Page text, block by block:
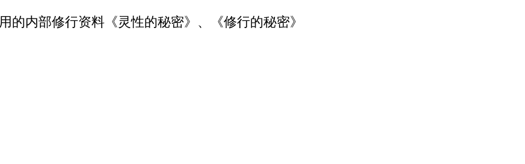
内部修行资料《灵性的秘密》、《修行的秘密》